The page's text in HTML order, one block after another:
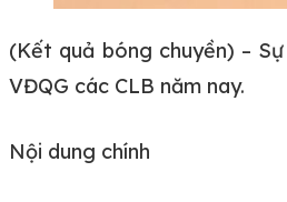
(Kết quả bóng chuyền) –
VĐQG các CLB năm nay.
Nội dung chính